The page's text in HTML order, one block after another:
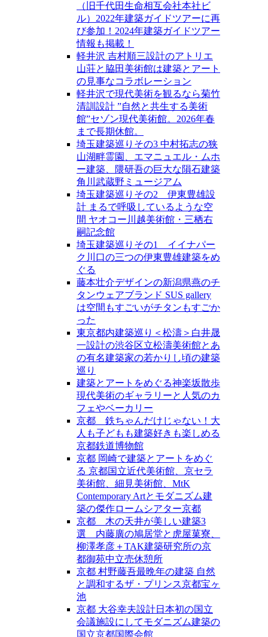
（旧千代田生命相互会社本社ビ
ル）2022年建築ガイドツアーに再
び参加！2024年建築ガイドツアー
情報も掲載！
軽井沢 吉村順三設計のアトリエ
山荘と脇田美術館は建築とアート
の見事なコラボレーション
軽井沢で現代美術を観るなら菊竹
清訓設計 ”自然と共生する美術
館”セゾン現代美術館。2026年春
まで長期休館。
埼玉建築巡りその3 中村拓志の狭
山湖畔霊園、エマニュエル・ムホ
ー建築、隈研吾の巨大な隕石建築
角川武蔵野ミュージアム
埼玉建築巡りその2 伊東豊雄設
計 まるで呼吸しているような空
間 ヤオコー川越美術館・三栖右
嗣記念館
埼玉建築巡りその1 イイナパー
ク川口の三つの伊東豊雄建築をめ
ぐる
藤本壮介デザインの新潟県燕のチ
タンウェアブランド SUS gallery
は空間もすごいがチタンもすごか
った
東京都内建築巡り＜松濤＞白井晟
一設計の渋谷区立松濤美術館とあ
の有名建築家の若かりし頃の建築
巡り
建築とアートをめぐる神楽坂散歩
現代美術のギャラリーと人気のカ
フェやベーカリー
京都 鉄ちゃんだけじゃない！大
人も子どもも建築好きも楽しめる
京都鉄道博物館
京都 岡崎で建築とアートをめぐ
る 京都国立近代美術館、京セラ
美術館、細見美術館、MtK
Contemporary Artとモダニズム建
築の傑作ロームシアター京都
京都 木の天井が美しい建築3
選 内藤廣の鳩居堂と虎屋菓寮、
柳澤孝彦＋TAK建築研究所の京
都御苑中立売休憩所
京都 村野藤吾最晩年の建築 自然
と調和するザ・プリンス京都宝ヶ
池
京都 大谷幸夫設計日本初の国立
会議施設にしてモダニズム建築の
国立京都国際会館